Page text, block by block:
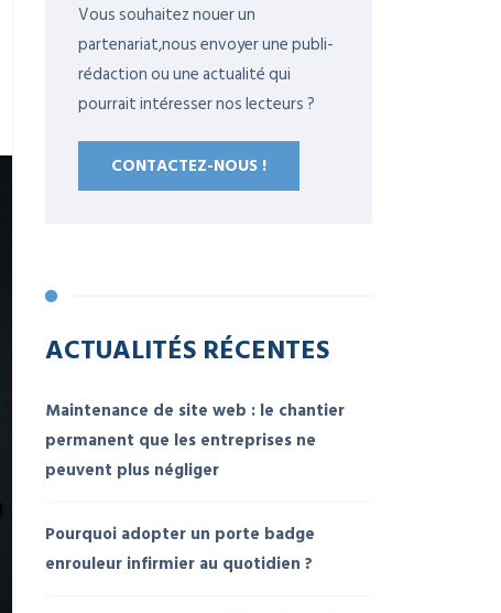
Vous souhaitez nouer un
partenariat,nous envoyer une publi-
rédaction ou une actualité qui
pourrait intéresser nos lecteurs ?
CONTACTEZ-NOUS !
ACTUALITÉS RÉCENTES
Maintenance de site web : le chantier
permanent que les entreprises ne
peuvent plus négliger
Pourquoi adopter un porte badge
enrouleur infirmier au quotidien ?